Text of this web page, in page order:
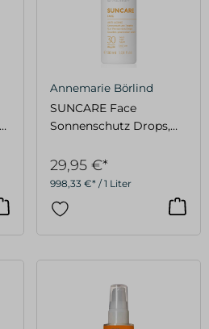
Annemarie Börlind
SUNCARE Face
Sonnenschutz Drops,
998,33 €* / 1 Liter
29,95 €*